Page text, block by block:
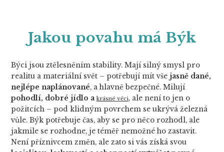
Jakou povahu má Býk
Býci jsou ztělesněním stability. Mají silný smysl pro
realitu a materiální svět – potřebují mít všejasně dané,
nejlépe naplánované, a hlavně bezpečné. Milují
pohodlí, dobré jídlo a krásné věci, ale není to jen o
požitcích – pod klidným povrchem se ukrývá železná
vůle. Býk potřebuje čas, aby se pro něco rozhodl, ale
jakmile se rozhodne, je téměř nemožné ho zastavit.
Není příznivcem změn, ale zato si vás získá svou